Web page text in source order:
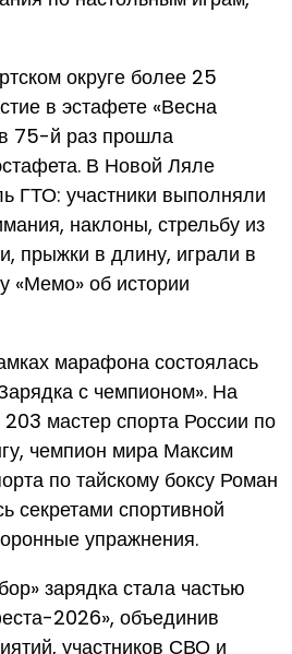
округе более 25
в эстафете «Весна
75-й раз прошла
В Новой Ляле
ГТО: участники выполняли
наклоны, стрельбу из
прыжки в длину, играли в
«Мемо» об истории
марафона состоялась
с чемпионом». На
мастер спорта России по
чемпион мира Максим
по тайскому боксу Роман
секретами спортивной
упражнения.
зарядка стала частью
2026», объединив
участников СВО и